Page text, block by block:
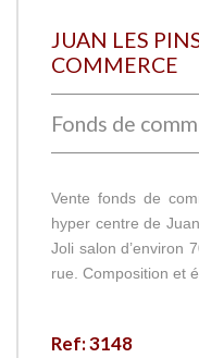
JUAN LES
COMMERCE
Fonds de
Vente fonds de
hyper centre de
Joli salon d’environ
rue. Composition et
Ref: 3148